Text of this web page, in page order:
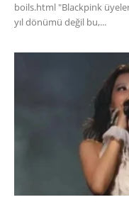
boils.html "Blackpink
yıl dönümü değil bu,...